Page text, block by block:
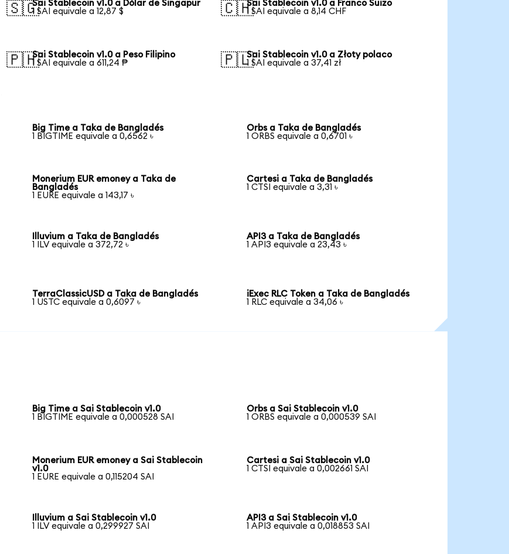
🇸🇬Sai Stablecoin v1.0 a Dólar de Singapur
1 SAI equivale a 12,87 $
🇨🇭Sai Stablecoin v1.0 a Franco Suizo
1 SAI equivale a 8,14 CHF
🇵🇭Sai Stablecoin v1.0 a Peso Filipino
1 SAI equivale a 611,24 ₱
🇵🇱Sai Stablecoin v1.0 a Złoty polaco
1 SAI equivale a 37,41 zł
Big Time a Taka de Bangladés
1 BIGTIME equivale a 0,6562 ৳
Orbs a Taka de Bangladés
1 ORBS equivale a 0,6701 ৳
Monerium EUR emoney a Taka de
Bangladés
1 EURE equivale a 143,17 ৳
Cartesi a Taka de Bangladés
1 CTSI equivale a 3,31 ৳
Illuvium a Taka de Bangladés
1 ILV equivale a 372,72 ৳
API3 a Taka de Bangladés
1 API3 equivale a 23,43 ৳
TerraClassicUSD a Taka de Bangladés
1 USTC equivale a 0,6097 ৳
iExec RLC Token a Taka de Bangladés
1 RLC equivale a 34,06 ৳
Big Time a Sai Stablecoin v1.0
1 BIGTIME equivale a 0,000528 SAI
Orbs a Sai Stablecoin v1.0
1 ORBS equivale a 0,000539 SAI
Monerium EUR emoney a Sai Stablecoin
v1.0
1 EURE equivale a 0,115204 SAI
Cartesi a Sai Stablecoin v1.0
1 CTSI equivale a 0,002661 SAI
Illuvium a Sai Stablecoin v1.0
1 ILV equivale a 0,299927 SAI
API3 a Sai Stablecoin v1.0
1 API3 equivale a 0,018853 SAI